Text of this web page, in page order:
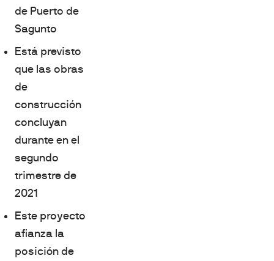
de Puerto de
Sagunto
Está previsto
que las obras
de
construcción
concluyan
durante en el
segundo
trimestre de
2021
Este proyecto
afianza la
posición de